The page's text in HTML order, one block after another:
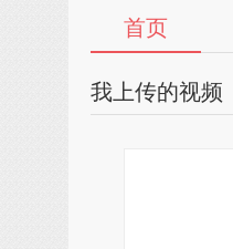
首页
我上传的视频